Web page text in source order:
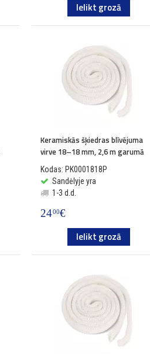
Ielikt grozā
Keramiskās šķiedras blīvējuma
virve 18–18 mm, 2,6 m garumā
Kodas: PK0001818P
Sandėlyje yra
1-3 d.d.
2400€
Ielikt grozā